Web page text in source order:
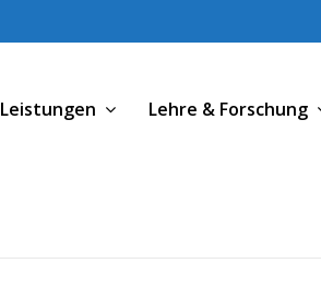
Leistungen Lehre & Forschung